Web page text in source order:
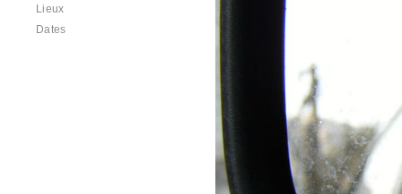
Lieux
Dates